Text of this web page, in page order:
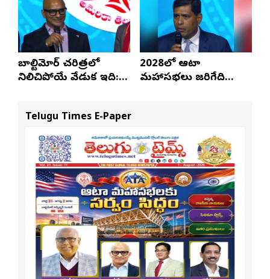
బాల్టిమోర్ చరిత్రలో
నిలిచిపోయే వేడుక ఇది:
2028లో ఆటా
మహాసభలు జరిగేది
Telugu Times E-Paper